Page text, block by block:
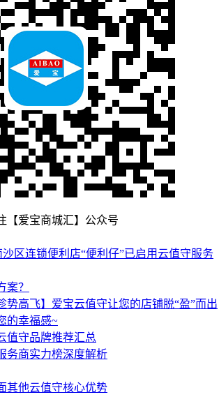
【爱宝商城汇】公众号
区连锁便利店“便利仔”已启用云值守服务
案？
势高飞】爱宝云值守让您的店铺脱“盈”而出
的幸福感~
值守品牌推荐汇总
务商实力榜深度解析
其他云值守核心优势